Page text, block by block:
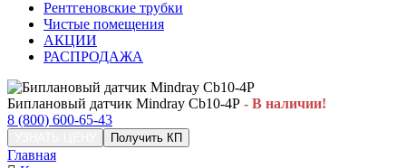
Рентгеновские трубки
Чистые помещения
АКЦИИ
РАСПРОДАЖА
Биплановый датчик Mindray Cb10-4P - В наличии!
8 (800) 600-65-43
Получить КП
Главная